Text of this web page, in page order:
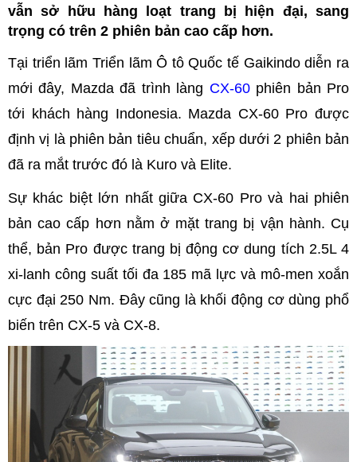
vẫn sở hữu hàng loạt trang bị hiện đại, sang
trọng có trên 2 phiên bản cao cấp hơn.
Tại triển lãm Triển lãm Ô tô Quốc tế Gaikindo diễn ra
mới đây, Mazda đã trình làng CX-60phiên bản Pro
tới khách hàng Indonesia. Mazda CX-60 Pro được
định vị là phiên bản tiêu chuẩn, xếp dưới 2 phiên bản
đã ra mắt trước đó là Kuro và Elite.
Sự khác biệt lớn nhất giữa CX-60 Pro và hai phiên
bản cao cấp hơn nằm ở mặt trang bị vận hành. Cụ
thể, bản Pro được trang bị động cơ dung tích 2.5L 4
xi-lanh công suất tối đa 185 mã lực và mô-men xoắn
cực đại 250 Nm. Đây cũng là khối động cơ dùng phổ
biến trên CX-5 và CX-8.